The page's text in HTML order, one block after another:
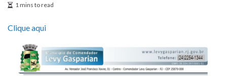
1 mins to read
Clique aqui